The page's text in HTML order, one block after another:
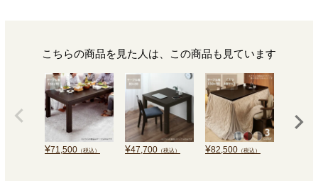
こちらの商品を見た人は、この商品も見ています
¥71,500 （税込） ¥47,700 （税込） ¥82,500 （税込）